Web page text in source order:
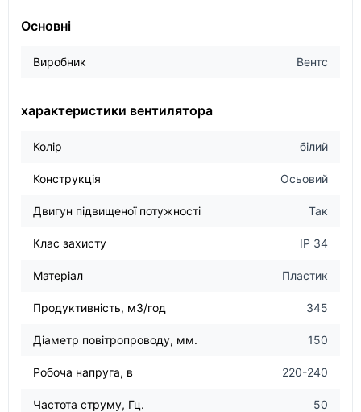
Основні
Виробник Вентс
характеристики вентилятора
Колір білий
Конструкція Осьовий
Двигун підвищеної потужності Так
Клас захисту IP 34
Матеріал Пластик
Продуктивність, м3/год 345
Діаметр повітропроводу, мм. 150
Робоча напруга, в 220-240
Частота струму, Гц. 50